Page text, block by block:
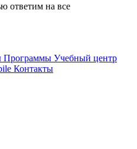
ответим на все
Программы Учебный центр
Контакты